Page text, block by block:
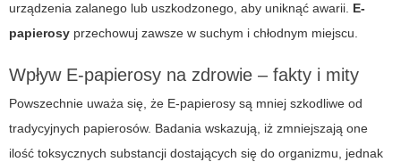
urządzenia zalanego lub uszkodzonego, aby uniknąć awarii. E-
papierosy przechowuj zawsze w suchym i chłodnym miejscu.
Wpływ E-papierosy na zdrowie – fakty i mity
Powszechnie uważa się, że E-papierosy są mniej szkodliwe od
tradycyjnych papierosów. Badania wskazują, iż zmniejszają one
ilość toksycznych substancji dostających się do organizmu, jednak